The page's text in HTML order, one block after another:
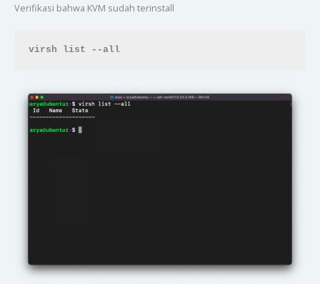
Verifikasi bahwa KVM sudah terinstall
virsh list --all